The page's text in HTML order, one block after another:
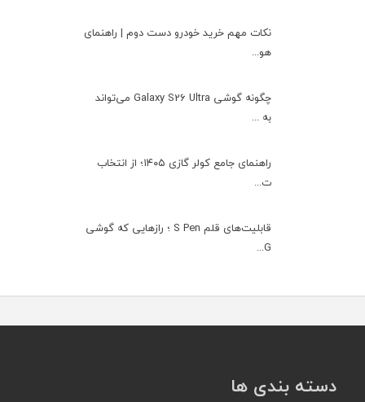
نکات مهم خرید خودرو دست دوم | راهنمای
هو...
چگونه گوشی Galaxy S26 Ultra می‌تواند
به ...
راهنمای جامع کولر گازی ۱۴۰۵؛ از انتخاب
ت...
قابلیت‌های قلم S Pen ؛ رازهایی که گوشی
G...
دسته بندی ها